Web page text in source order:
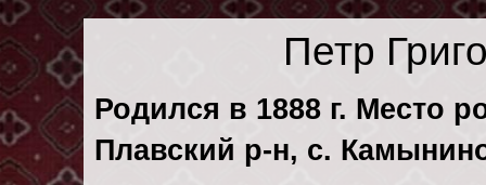
Петр
Родился в 1888 г. Место
Плавский р-н, с.